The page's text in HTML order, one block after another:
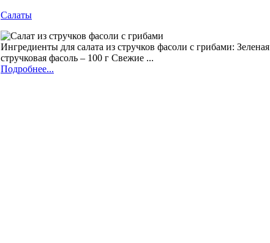
Салаты
Ингредиенты для салата из стручков фасоли с грибами: Зеленая
стручковая фасоль – 100 г Свежие ...
Подробнее...